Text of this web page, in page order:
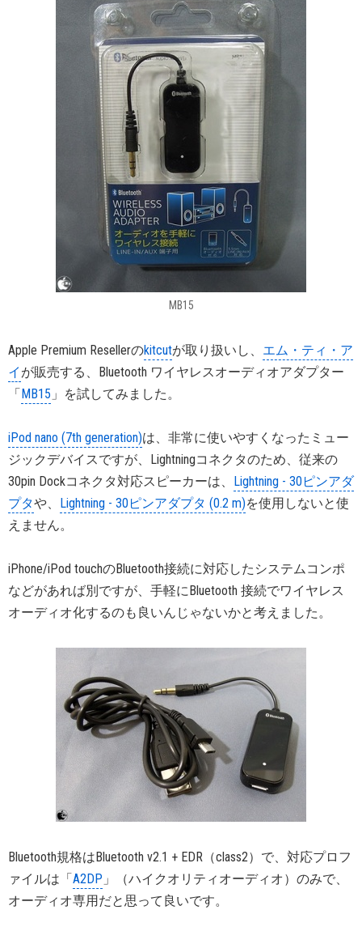
MB15
Apple Premium Resellerのkitcutが取り扱いし、 エム・ティ・ア
イ が販売する、Bluetooth ワイヤレスオーディオアダプター
「MB15 」を試してみました。
iPod nano (7th generation)は、非常に使いやすくなったミュー
ジックデバイスですが、Lightningコネクタのため、従来の
30pin Dockコネクタ対応スピーカーは、 Lightning - 30ピンアダ
プタや、 Lightning - 30ピンアダプタ (0.2 m)を使用しないと使
えません。
iPhone/iPod touchのBluetooth接続に対応したシステムコンポ
などがあれば別ですが、手軽にBluetooth 接続でワイヤレス
オーディオ化するのも良いんじゃないかと考えました。
Bluetooth規格はBluetooth v2.1 + EDR（class2）で、対応プロフ
ァイルは「A2DP 」（ハイクオリティオーディオ）のみで、
オーディオ専用だと思って良いです。